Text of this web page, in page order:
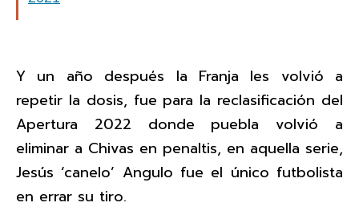
Y un año después la Franja les volvió a
repetir la dosis, fue para la reclasificación del
Apertura 2022 donde puebla volvió a
eliminar a Chivas en penaltis, en aquella serie,
Jesús ‘canelo’ Angulo fue el único futbolista
en errar su tiro.